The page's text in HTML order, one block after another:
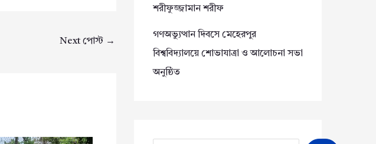
Next পোস্ট →
শরীফুজ্জামান শরীফ
গণঅভ্যুত্থান দিবসে মেহেরপুর
বিশ্ববিদ্যালয়ে শোভাযাত্রা ও আলোচনা সভা
অনুষ্ঠিত